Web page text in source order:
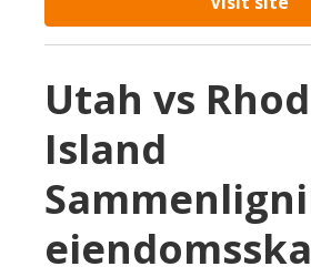
Utah vs
Island